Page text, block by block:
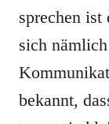
sprechen
sich
bekannt,